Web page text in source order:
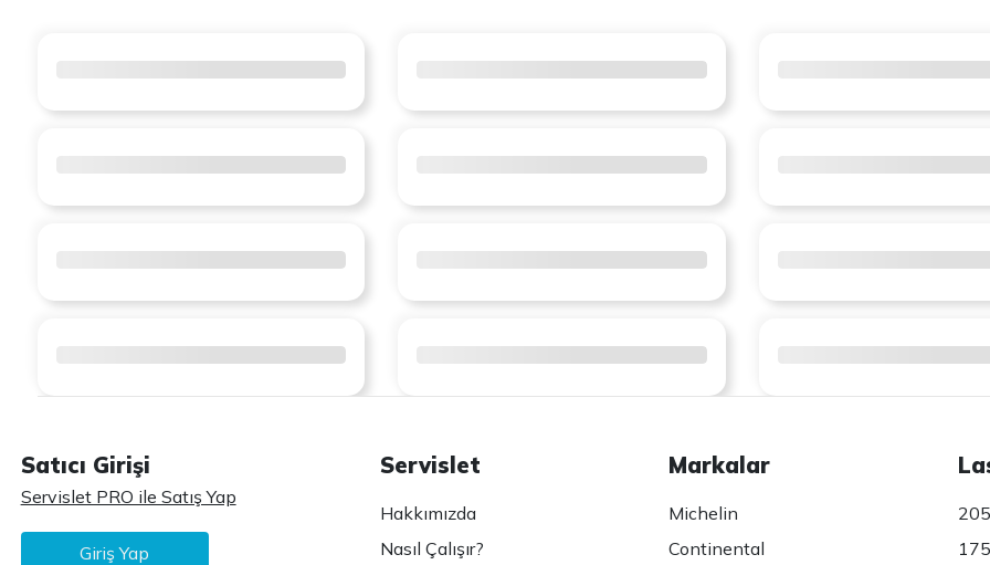
Satıcı Girişi
Servislet PRO ile Satış Yap
Giriş Yap
Servislet
Hakkımızda
Nasıl Çalışır?
Markalar
Michelin
Continental